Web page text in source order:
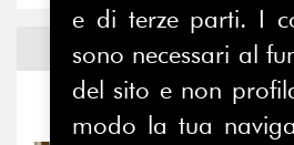
Notizie ed
Notizie
e di terze parti. I
sono necessari al
del sito e non
modo la tua